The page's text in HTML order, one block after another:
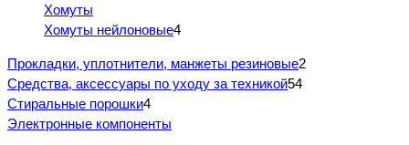
Хомуты
Хомуты нейлоновые4
Прокладки, уплотнители, манжеты резиновые2
Средства, аксессуары по уходу за техникой54
Стиральные порошки4
Электронные компоненты